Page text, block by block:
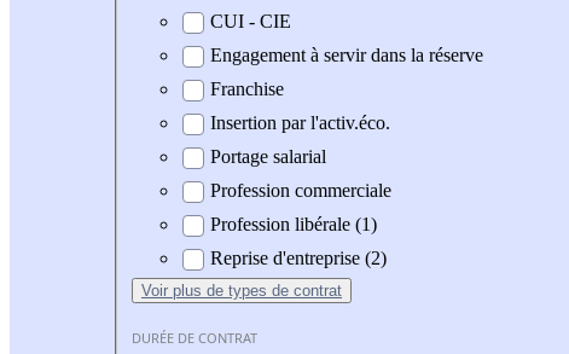
CUI - CIE
Engagement à servir dans la réserve
Franchise
Insertion par l'activ.éco.
Portage salarial
Profession commerciale
Profession libérale (1)
Reprise d'entreprise (2)
Voir plus de types de contrat
DURÉE DE CONTRAT